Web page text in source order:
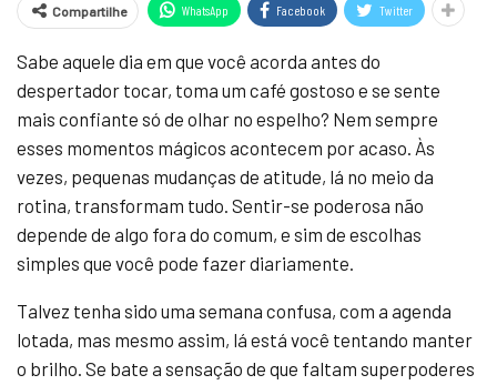
Compartilhe WhatsApp Facebook Twitter
Sabe aquele dia em que você acorda antes do
despertador tocar, toma um café gostoso e se sente
mais confiante só de olhar no espelho? Nem sempre
esses momentos mágicos acontecem por acaso. Às
vezes, pequenas mudanças de atitude, lá no meio da
rotina, transformam tudo. Sentir-se poderosa não
depende de algo fora do comum, e sim de escolhas
simples que você pode fazer diariamente.
Talvez tenha sido uma semana confusa, com a agenda
lotada, mas mesmo assim, lá está você tentando manter
o brilho. Se bate a sensação de que faltam superpoderes